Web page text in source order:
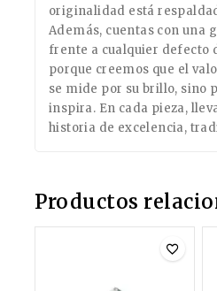
originalidad está
Además, cuentas con una
frente a cualquier defecto
porque creemos que el
se mide por su brillo, sino
inspira. En cada pieza,
historia de excelencia,
Productos